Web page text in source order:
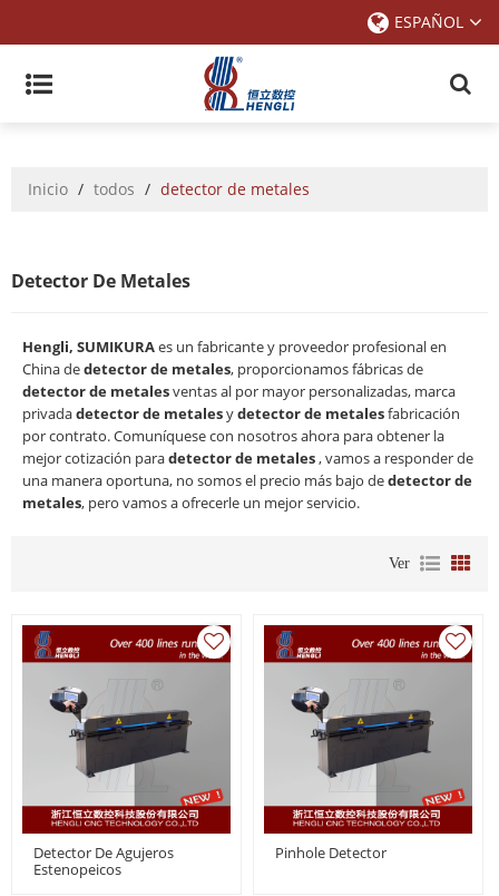
ESPAÑOL
Inicio / todos / detector de metales
Detector De Metales
Hengli, SUMIKURAes un fabricante y proveedor profesional en
China dedetector de metales, proporcionamos fábricas de
detector de metalesventas al por mayor personalizadas, marca
privadadetector de metalesydetector de metalesfabricación
por contrato. Comuníquese con nosotros ahora para obtener la
mejor cotización paradetector de metales, vamos a responder de
una manera oportuna, no somos el precio más bajo dedetector de
metales, pero vamos a ofrecerle un mejor servicio.
Ver
Detector De Agujeros
Estenopeicos
Pinhole Detector